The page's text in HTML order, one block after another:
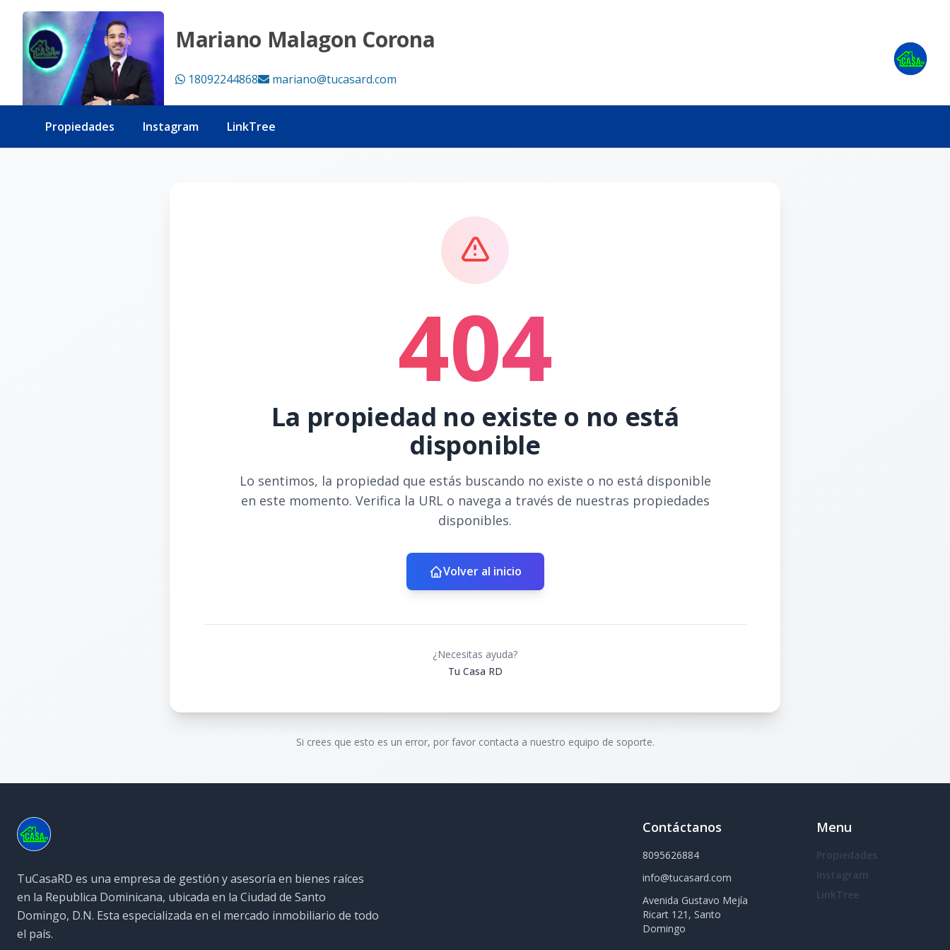
Mariano Malagon Corona
18092244868 mariano@tucasard.com
Propiedades Instagram LinkTree
404
La propiedad no existe o no está
disponible
Lo sentimos, la propiedad que estás buscando no existe o no está disponible
en este momento. Verifica la URL o navega a través de nuestras propiedades
disponibles.
Volver al inicio
¿Necesitas ayuda?
Tu Casa RD
Si crees que esto es un error, por favor contacta a nuestro equipo de soporte.
TuCasaRD es una empresa de gestión y asesoría en bienes raíces
en la Republica Dominicana, ubicada en la Ciudad de Santo
Domingo, D.N. Esta especializada en el mercado inmobiliario de todo
el país.
Contáctanos
8095626884
info@tucasard.com
Avenida Gustavo Mejía
Ricart 121, Santo
Domingo
Menu
Propiedades
Instagram
LinkTree
Página no encontrada - Tu Casa RD